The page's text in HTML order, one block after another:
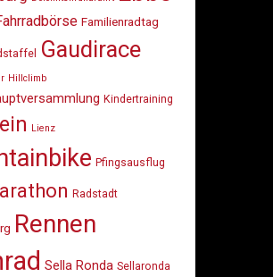
Familienradtag
Gaudirace
Hillclimb
Kindertraining
Lienz
Pfingsausflug
Radstadt
Rennen
Sella Ronda Sellaronda